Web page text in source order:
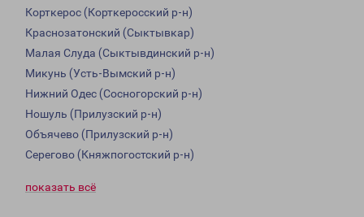
Корткерос (Корткеросский р-н)
Краснозатонский (Сыктывкар)
Малая Слуда (Сыктывдинский р-н)
Микунь (Усть-Вымский р-н)
Нижний Одес (Сосногорский р-н)
Ношуль (Прилузский р-н)
Объячево (Прилузский р-н)
Серегово (Княжпогостский р-н)
показать всё